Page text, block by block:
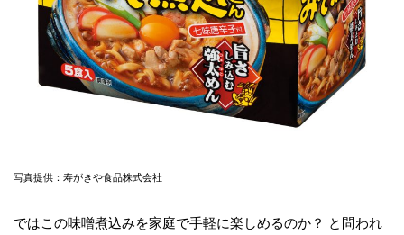
写真提供：寿がきや食品株式会社
ではこの味噌煮込みを家庭で手軽に楽しめるのか？ と問われ